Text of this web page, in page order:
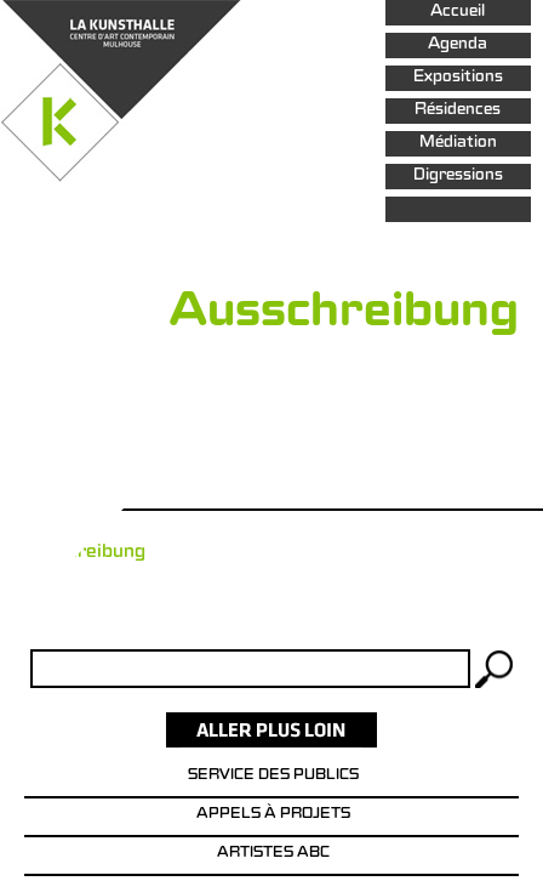
Aller au
contenu
principal
Accueil
Agenda
Expositions
Résidences
Médiation
Digressions
Ausschreibung
Ausschreibung
SERVICE DES PUBLICS
APPELS À PROJETS
ARTISTES ABC